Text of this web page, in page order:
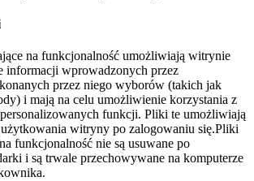
na funkcjonalność umożliwiają witrynie
informacji wprowadzonych przez
przez niego wyborów (takich jak
i mają na celu umożliwienie korzystania z
funkcji. Pliki te umożliwiają
witryny po zalogowaniu się.Pliki
funkcjonalność nie są usuwane po
i są trwale przechowywane na komputerze